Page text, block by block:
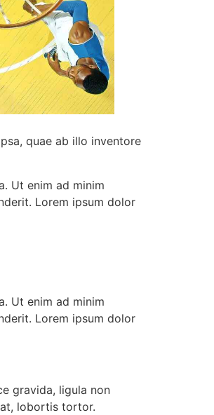
quae ab illo inventore
Ut enim ad minim
Lorem ipsum dolor
Ut enim ad minim
Lorem ipsum dolor
gravida, ligula non
lobortis tortor.